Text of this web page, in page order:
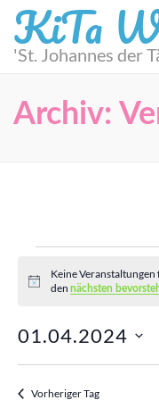
Zum
Inhalt
springen
KiTa
'St. Johannes der
Archiv:
für
Hinweis
Keine
den nächsten
01.04.2024
Vorheriger Tag